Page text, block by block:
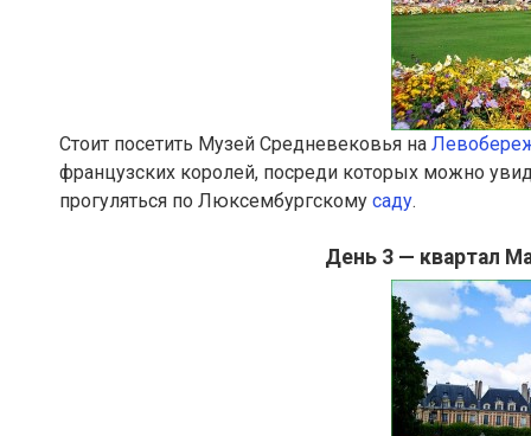
Стоит посетить Музей Средневековья на
французских королей, посреди которых можно
прогуляться по Люксембургскому саду.
День 3 — квартал